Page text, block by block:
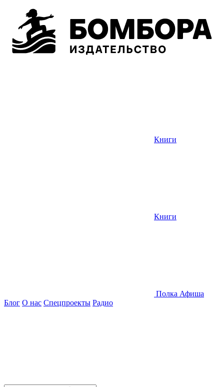
Книги
Книги
Полка Афиша
Блог О нас Спецпроекты Радио